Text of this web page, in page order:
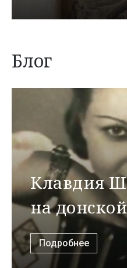
Блог
Клавдия
на
Подробнее